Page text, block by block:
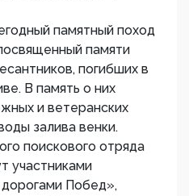
памятный поход
памяти
погибших в
В память о них
и ветеранских
залива венки.
поискового отряда
участниками
Побед»,